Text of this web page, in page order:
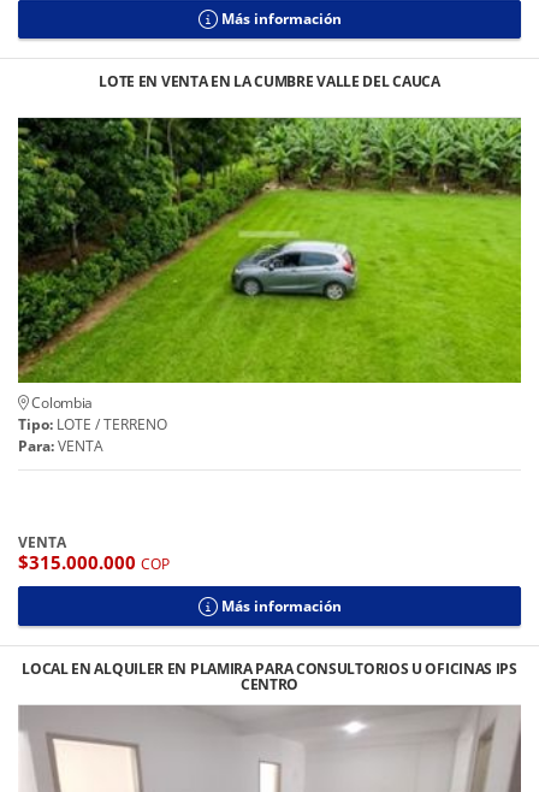
Más información
LOTE EN VENTA EN LA CUMBRE VALLE DEL CAUCA
Colombia
Tipo: LOTE / TERRENO
Para:VENTA
VENTA
$315.000.000 COP
Más información
LOCAL EN ALQUILER EN PLAMIRA PARA CONSULTORIOS U OFICINAS IPS
CENTRO